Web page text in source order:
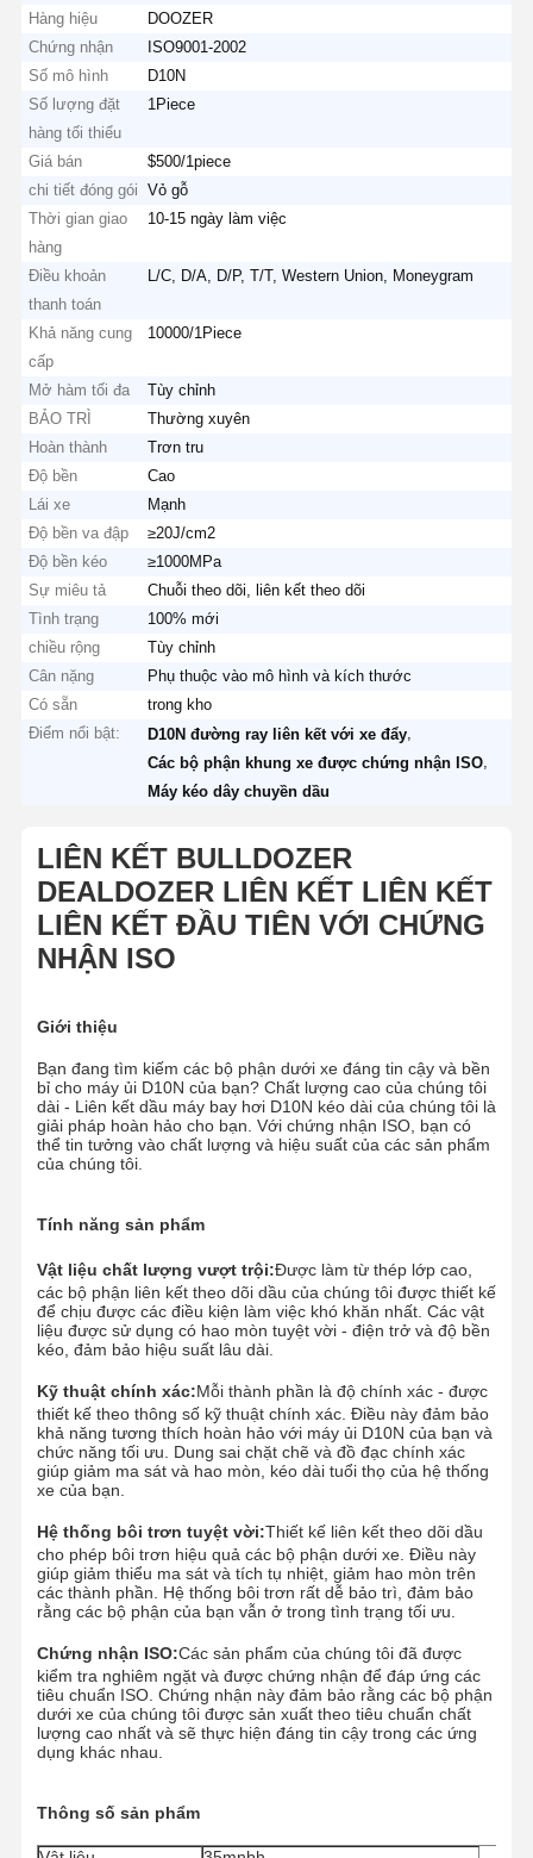
Hàng hiệu
DOOZER
Chứng nhận
ISO9001-2002
Số mô hình
D10N
Số lượng đặt
hàng tối thiểu
1Piece
Giá bán
$500/1piece
chi tiết đóng gói
Vỏ gỗ
Thời gian giao
hàng
10-15 ngày làm việc
Điều khoản
thanh toán
L/C, D/A, D/P, T/T, Western Union, Moneygram
Khả năng cung
cấp
10000/1Piece
Mở hàm tối đa
Tùy chỉnh
BẢO TRÌ
Thường xuyên
Hoàn thành
Trơn tru
Độ bền
Cao
Lái xe
Mạnh
Độ bền va đập
≥20J/cm2
Độ bền kéo
≥1000MPa
Sự miêu tả
Chuỗi theo dõi, liên kết theo dõi
Tình trạng
100% mới
chiều rộng
Tùy chỉnh
Cân nặng
Phụ thuộc vào mô hình và kích thước
Có sẵn
trong kho
Điểm nổi bật:
D10N đường ray liên kết với xe đẩy
Các bộ phận khung xe được chứng nhận ISO
Máy kéo dây chuyền dầu
LIÊN KẾT BULLDOZER
DEALDOZER LIÊN KẾT LIÊN KẾT
LIÊN KẾT ĐẦU TIÊN VỚI CHỨNG
NHẬN ISO
Giới thiệu
Bạn đang tìm kiếm các bộ phận dưới xe đáng tin cậy và bền
bỉ cho máy ủi D10N của bạn? Chất lượng cao của chúng tôi
dài - Liên kết dầu máy bay hơi D10N kéo dài của chúng tôi là
giải pháp hoàn hảo cho bạn. Với chứng nhận ISO, bạn có
thể tin tưởng vào chất lượng và hiệu suất của các sản phẩm
của chúng tôi.
Tính năng sản phẩm
Vật liệu chất lượng vượt trội:Được làm từ thép lớp cao,
các bộ phận liên kết theo dõi dầu của chúng tôi được thiết kế
để chịu được các điều kiện làm việc khó khăn nhất. Các vật
liệu được sử dụng có hao mòn tuyệt vời - điện trở và độ bền
kéo, đảm bảo hiệu suất lâu dài.
Kỹ thuật chính xác:Mỗi thành phần là độ chính xác - được
thiết kế theo thông số kỹ thuật chính xác. Điều này đảm bảo
khả năng tương thích hoàn hảo với máy ủi D10N của bạn và
chức năng tối ưu. Dung sai chặt chẽ và đồ đạc chính xác
giúp giảm ma sát và hao mòn, kéo dài tuổi thọ của hệ thống
xe của bạn.
Hệ thống bôi trơn tuyệt vời:Thiết kế liên kết theo dõi dầu
cho phép bôi trơn hiệu quả các bộ phận dưới xe. Điều này
giúp giảm thiểu ma sát và tích tụ nhiệt, giảm hao mòn trên
các thành phần. Hệ thống bôi trơn rất dễ bảo trì, đảm bảo
rằng các bộ phận của bạn vẫn ở trong tình trạng tối ưu.
Chứng nhận ISO:Các sản phẩm của chúng tôi đã được
kiểm tra nghiêm ngặt và được chứng nhận để đáp ứng các
tiêu chuẩn ISO. Chứng nhận này đảm bảo rằng các bộ phận
dưới xe của chúng tôi được sản xuất theo tiêu chuẩn chất
lượng cao nhất và sẽ thực hiện đáng tin cậy trong các ứng
dụng khác nhau.
Thông số sản phẩm